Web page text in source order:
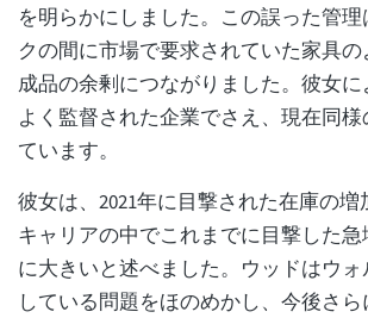
を明らかにしました。この誤った管
クの間に市場で要求されていた家具
成品の余剰につながりました。彼女
よく監督された企業でさえ、現在同
ています。
彼女は、2021年に目撃された在庫の増
キャリアの中でこれまでに目撃した
に大きいと述べました。ウッドはウ
している問題をほのめかし、今後さ